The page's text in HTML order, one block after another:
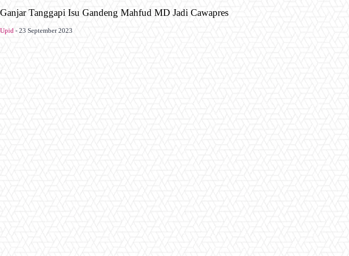
Ganjar Tanggapi Isu Gandeng Mahfud MD Jadi Cawapres
Upid - 23 September 2023